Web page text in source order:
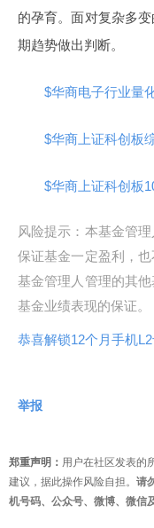
的孕育。面对复杂多
期趋势做出判断。
$华商电子行业量
$华商上证科创板
$华商上证科创板
风险提示：本基金管
保证基金一定盈利，
基金管理人管理的其
基金业绩表现的保证。
恭喜解锁12个月手机
举报
郑重声明： 用户在社区发表的
建议，据此操作风险自担。 请
机号码、公众号、微博、微信